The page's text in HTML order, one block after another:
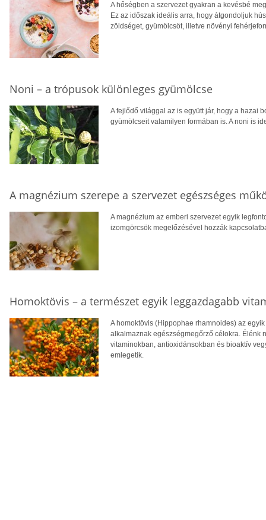
A hőségben a szervezet gyakran a kevésbé
Ez az időszak ideális arra, hogy átgondoljuk
zöldséget, gyümölcsöt, illetve növényi
Noni – a trópusok különleges gyümölcse
A fejlődő világgal az is együtt jár, hogy a hazai
gyümölcseit valamilyen formában is. A noni is
A magnézium szerepe a szervezet egészséges
A magnézium az emberi szervezet egyik
izomgörcsök megelőzésével hozzák
Homoktövis – a természet egyik leggazdagabb
A homoktövis (Hippophae rhamnoides) az
alkalmaznak egészségmegőrző célokra. Élénk
vitaminokban, antioxidánsokban és bioaktív
emlegetik.